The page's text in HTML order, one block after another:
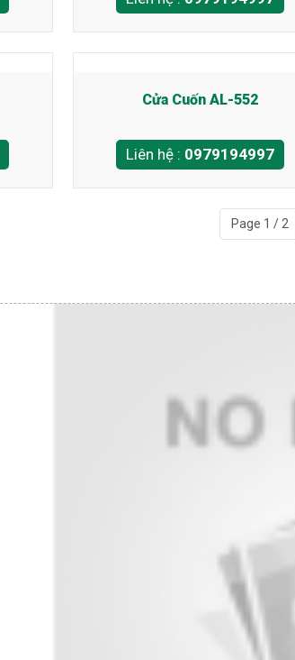
Cửa Cuốn AL-552
Liên hệ : 0979194997
Page 1 / 2